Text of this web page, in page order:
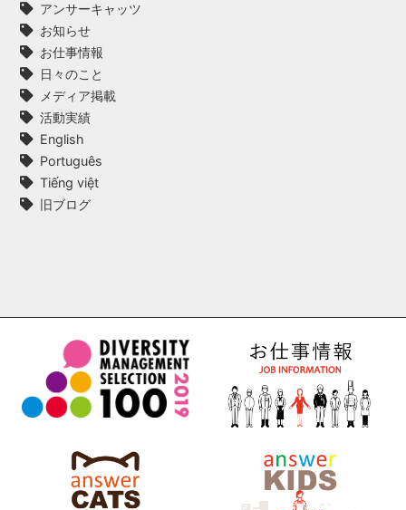
アンサーキャッツ
お知らせ
お仕事情報
日々のこと
メディア掲載
活動実績
English
Português
Tiếng việt
旧ブログ